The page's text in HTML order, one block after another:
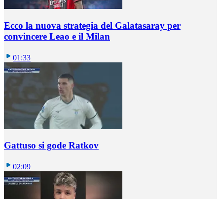
Ecco la nuova strategia del Galatasaray per
convincere Leao e il Milan
01:33
Gattuso si gode Ratkov
02:09